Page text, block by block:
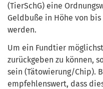
(TierSchG) eine
Geldbuße in Höhe von
werden.
Um ein Fundtier
zurückgeben zu können,
sein (Tätowierung/Chip).
empfehlenswert, dass